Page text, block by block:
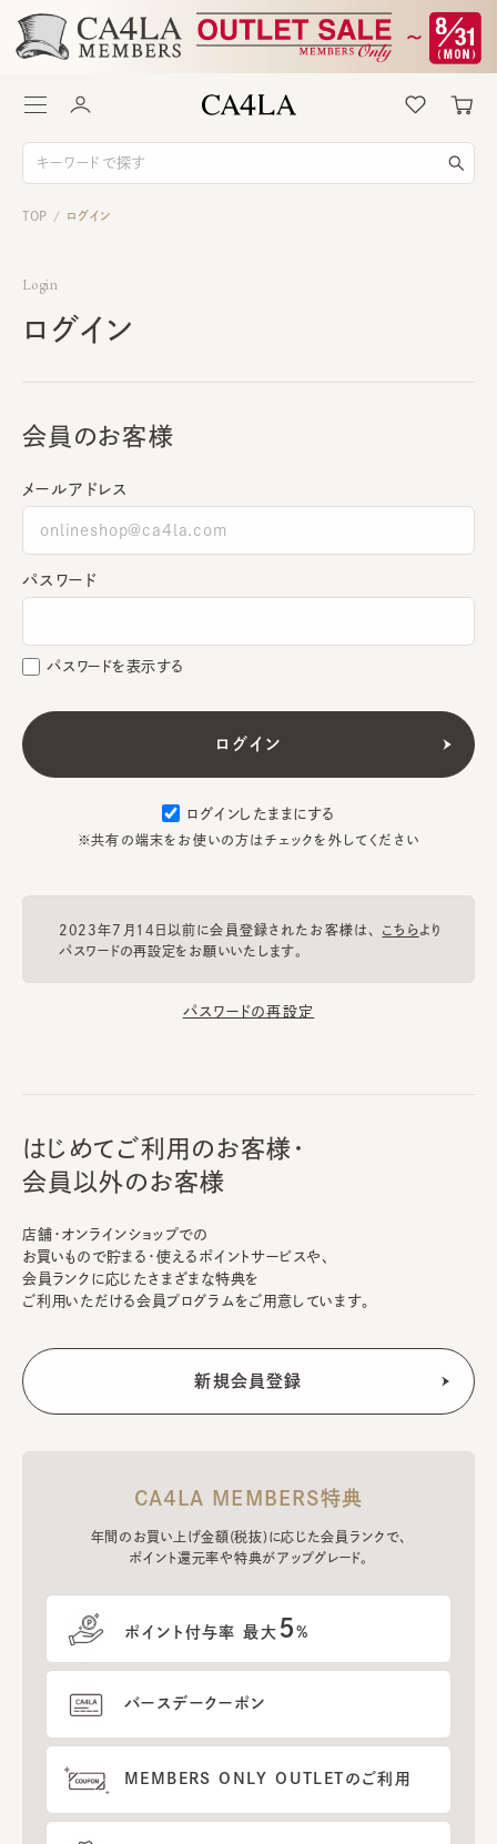
TOP / ログイン
Login
ログイン
会員のお客様
メールアドレス
パスワード
パスワードを表示する
ログインしたままにする
※共有の端末をお使いの方はチェックを外してください
2023年7月14日以前に会員登録されたお客様は、 こちらより
パスワードの再設定をお願いいたします。
パスワードの再設定
はじめてご利用のお客様・
会員以外のお客様
店舗・オンラインショップでの
お買いもので貯まる・使えるポイントサービスや、
会員ランクに応じたさまざまな特典を
ご利用いただける会員プログラムをご用意しています。
CA4LA MEMBERS特典
年間のお買い上げ金額(税抜)に応じた会員ランクで、
ポイント還元率や特典がアップグレード。
ポイント付与率 最大 5%
バースデークーポン
MEMBERS ONLY OUTLETのご利用